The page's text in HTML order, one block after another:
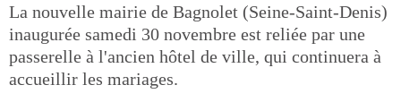
La nouvelle mairie de Bagnolet (Seine-Saint-Denis)
inaugurée samedi 30 novembre est reliée par une
passerelle à l'ancien hôtel de ville, qui continuera à
accueillir les mariages.